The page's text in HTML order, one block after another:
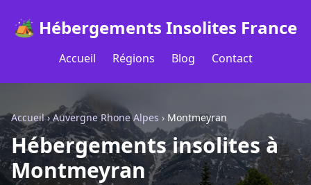
🏕️ Hébergements Insolites France
Accueil Régions Blog Contact
Accueil›Auvergne Rhone Alpes › Montmeyran
Hébergements insolites à
Montmeyran